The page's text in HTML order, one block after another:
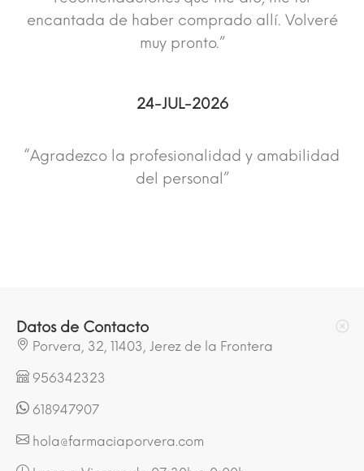
encantada de haber comprado allí. Volveré
muy pronto.”
24-JUL-2026
“Agradezco la profesionalidad y amabilidad
del personal”
Datos de Contacto
Porvera, 32, 11403, Jerez de la Frontera
956342323
618947907
hola@farmaciaporvera.com